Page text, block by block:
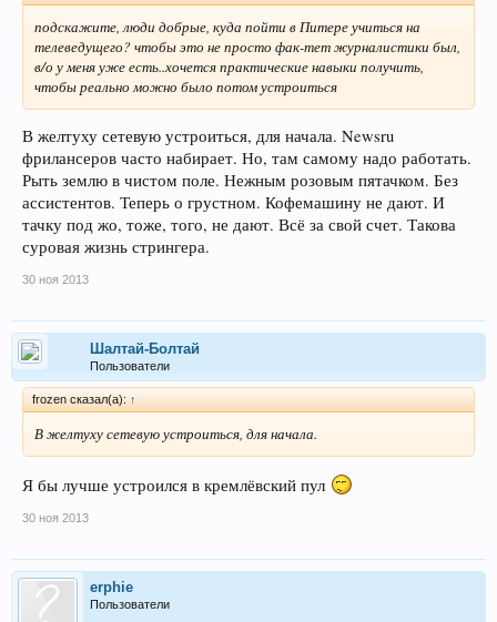
подскажите, люди добрые, куда пойти в Питере учиться на
телеведущего? чтобы это не просто фак-тет журналистики был,
в/о у меня уже есть..хочется практические навыки получить,
чтобы реально можно было потом устроиться
В желтуху сетевую устроиться, для начала. Newsru
фрилансеров часто набирает. Но, там самому надо работать.
Рыть землю в чистом поле. Нежным розовым пятачком. Без
ассистентов. Теперь о грустном. Кофемашину не дают. И
тачку под жо, тоже, того, не дают. Всё за свой счет. Такова
суровая жизнь стрингера.
30 ноя 2013
Шалтай-Болтай
Пользователи
frozen сказал(а): ↑
В желтуху сетевую устроиться, для начала.
Я бы лучше устроился в кремлёвский пул
30 ноя 2013
erphie
Пользователи